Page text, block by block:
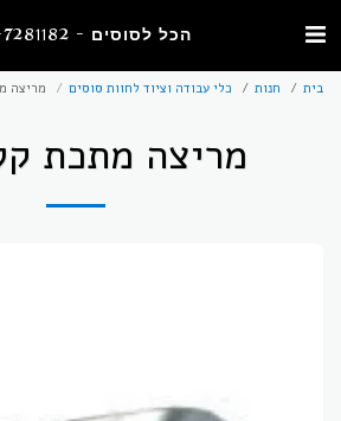
הכל לסוסים - 053-7281182
בית חנות כלי עבודה וציוד לחוות סוסים מריצה
מריצה מתכת